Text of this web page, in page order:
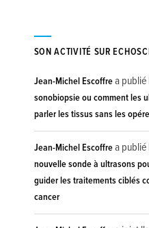
SON ACTIVITÉ SUR
Jean-Michel Escoffrea publié
sonobiopsie ou comment les
parler les tissus sans les
Jean-Michel Escoffrea publié
nouvelle sonde à ultrasons
guider les traitements ciblés
cancer